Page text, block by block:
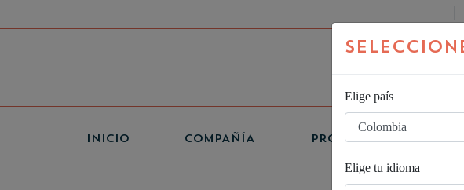
INICIO (CURRENT)COMPAÑÍA PRODUCTOS
Elige país
Elige tu idioma